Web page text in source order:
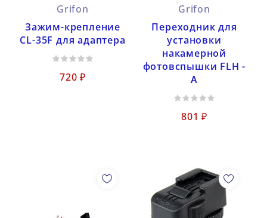
Grifon
Зажим-крепление
CL-35F для адаптера
720 ₽
Grifon
Переходник для
установки
накамерной
фотовспышки FLH -
A
801 ₽